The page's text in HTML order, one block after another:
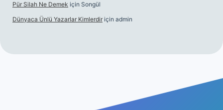
Pür Silah Ne Demek için Songül
Dünyaca Ünlü Yazarlar Kimlerdir için admin